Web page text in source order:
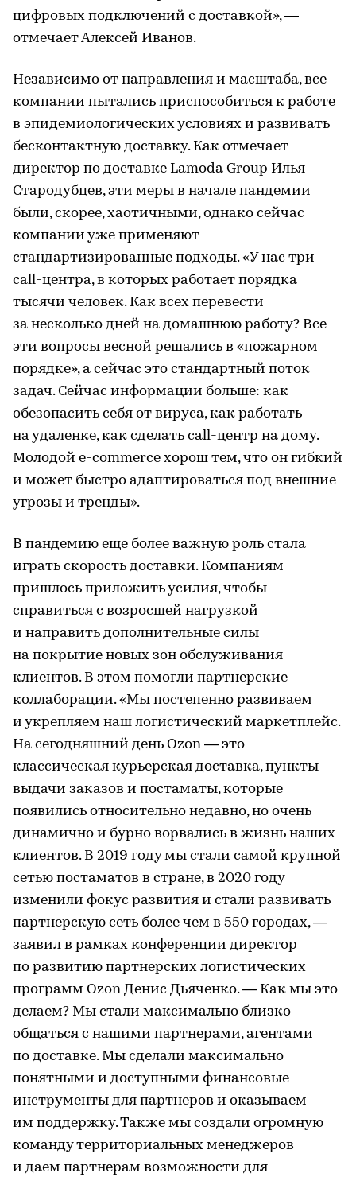
цифровых подключений с доставкой», —
отмечает Алексей Иванов.
Независимо от направления и масштаба, все
компании пытались приспособиться к работе
в эпидемиологических условиях и развивать
бесконтактную доставку. Как отмечает
директор по доставке Lamoda Group Илья
Стародубцев, эти меры в начале пандемии
были, скорее, хаотичными, однако сейчас
компании уже применяют
стандартизированные подходы. «У нас три
call-центра, в которых работает порядка
тысячи человек. Как всех перевести
за несколько дней на домашнюю работу? Все
эти вопросы весной решались в «пожарном
порядке», а сейчас это стандартный поток
задач. Сейчас информации больше: как
обезопасить себя от вируса, как работать
на удаленке, как сделать call-центр на дому.
Молодой e-commerce хорош тем, что он гибкий
и может быстро адаптироваться под внешние
угрозы и тренды».
В пандемию еще более важную роль стала
играть скорость доставки. Компаниям
пришлось приложить усилия, чтобы
справиться с возросшей нагрузкой
и направить дополнительные силы
на покрытие новых зон обслуживания
клиентов. В этом помогли партнерские
коллаборации. «Мы постепенно развиваем
и укрепляем наш логистический маркетплейс.
На сегодняшний день Ozon — это
классическая курьерская доставка, пункты
выдачи заказов и постаматы, которые
появились относительно недавно, но очень
динамично и бурно ворвались в жизнь наших
клиентов. В 2019 году мы стали самой крупной
сетью постаматов в стране, в 2020 году
изменили фокус развития и стали развивать
партнерскую сеть более чем в 550 городах, —
заявил в рамках конференции директор
по развитию партнерских логистических
программ Ozon Денис Дьяченко. — Как мы это
делаем? Мы стали максимально близко
общаться с нашими партнерами, агентами
по доставке. Мы сделали максимально
понятными и доступными финансовые
инструменты для партнеров и оказываем
им поддержку. Также мы создали огромную
команду территориальных менеджеров
и даем партнерам возможности для